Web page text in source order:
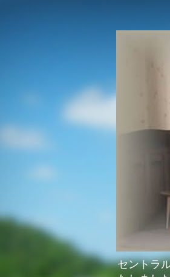
セントラ